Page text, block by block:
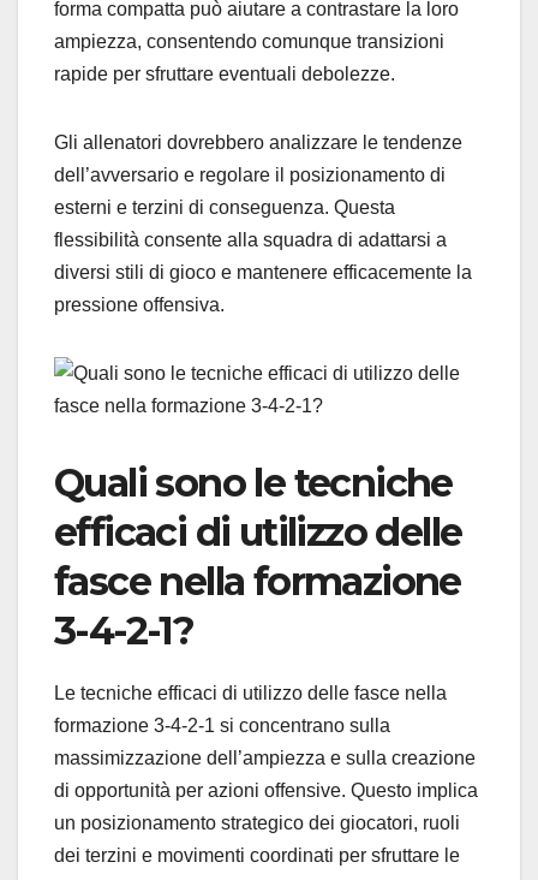
forma compatta può aiutare a contrastare la loro
ampiezza, consentendo comunque transizioni
rapide per sfruttare eventuali debolezze.
Gli allenatori dovrebbero analizzare le tendenze
dell’avversario e regolare il posizionamento di
esterni e terzini di conseguenza. Questa
flessibilità consente alla squadra di adattarsi a
diversi stili di gioco e mantenere efficacemente la
pressione offensiva.
Quali sono le tecniche
efficaci di utilizzo delle
fasce nella formazione
3-4-2-1?
Le tecniche efficaci di utilizzo delle fasce nella
formazione 3-4-2-1 si concentrano sulla
massimizzazione dell’ampiezza e sulla creazione
di opportunità per azioni offensive. Questo implica
un posizionamento strategico dei giocatori, ruoli
dei terzini e movimenti coordinati per sfruttare le